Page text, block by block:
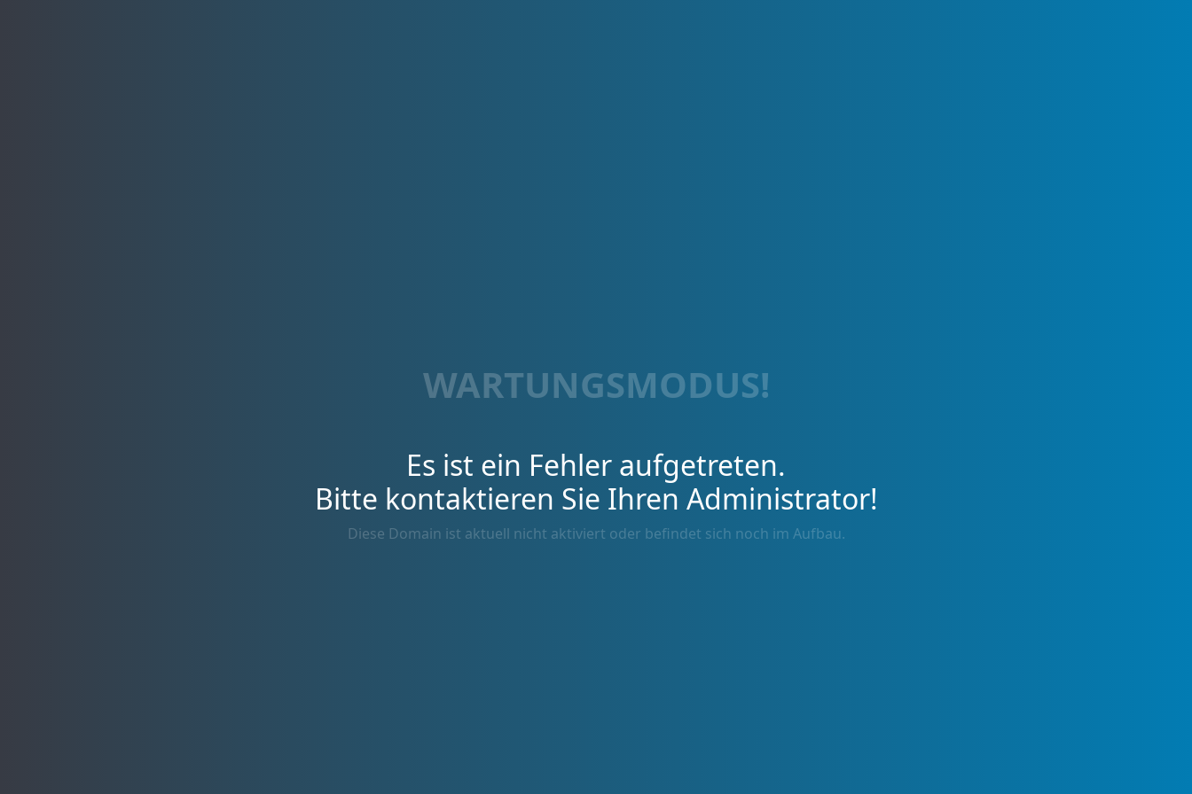
WARTUNGSMODUS!
Es ist ein Fehler aufgetreten.
Bitte kontaktieren Sie Ihren Administrator!
Diese Domain ist aktuell nicht aktiviert oder befindet sich noch im Aufbau.